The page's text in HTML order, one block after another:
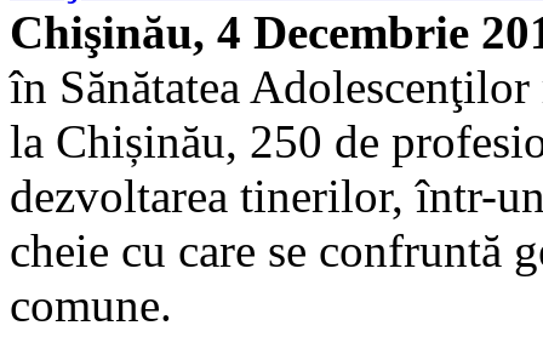
Chişinău, 4 Decembrie
în Sănătatea
la Chișinău, 250 de
dezvoltarea tinerilor, într-
cheie cu care se confruntă
comune.